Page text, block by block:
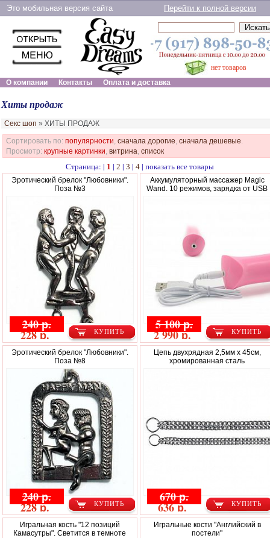
Это мобильная версия сайта Перейти к полной версии
нет товаров
О компании
Контакты Оплата и доставка
Хиты продаж
Секс шоп » ХИТЫ ПРОДАЖ
Сортировать по: популярности, сначала дорогие, сначала дешевые.
Просмотр: крупные картинки, витрина, список
Страница: | 1 |2 |3 |4 |показать все товары
Эротический брелок "Любовники".
Поза №3
КУПИТЬ
240 р.
228 р.
Аккумуляторный массажер Magic
Wand. 10 режимов, зарядка от USB
КУПИТЬ
5 100 р.
2 990 р.
Эротический брелок "Любовники".
Поза №8
КУПИТЬ
240 р.
228 р.
Цепь двухрядная 2,5мм x 45см,
хромированная сталь
КУПИТЬ
670 р.
636 р.
Игральная кость "12 позиций
Камасутры". Светится в темноте
Игральные кости "Английский в
постели"